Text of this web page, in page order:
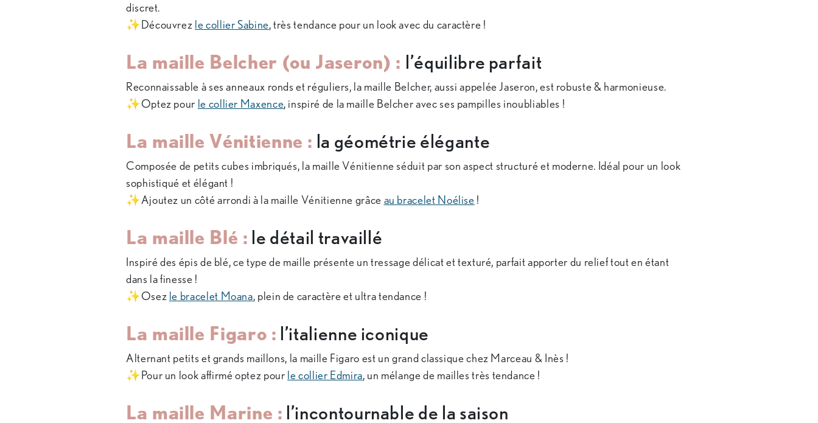
discret.
✨Découvrez le collier Sabine, très tendance pour un look avec du caractère !
La maille Belcher (ou Jaseron) : l’équilibre parfait
Reconnaissable à ses anneaux ronds et réguliers, la maille Belcher, aussi appelée Jaseron, est robuste & harmonieuse.
✨Optez pour le collier Maxence, inspiré de la maille Belcher avec ses pampilles inoubliables !
La maille Vénitienne : la géométrie élégante
Composée de petits cubes imbriqués, la maille Vénitienne séduit par son aspect structuré et moderne. Idéal pour un look
sophistiqué et élégant !
✨Ajoutez un côté arrondi à la maille Vénitienne grâce au bracelet Noélise !
La maille Blé : le détail travaillé
Inspiré des épis de blé, ce type de maille présente un tressage délicat et texturé, parfait apporter du relief tout en étant
dans la finesse !
✨Osez le bracelet Moana, plein de caractère et ultra tendance !
La maille Figaro : l’italienne iconique
Alternant petits et grands maillons, la maille Figaro est un grand classique chez Marceau & Inès !
✨Pour un look affirmé optez pour le collier Edmira, un mélange de mailles très tendance !
La maille Marine : l’incontournable de la saison